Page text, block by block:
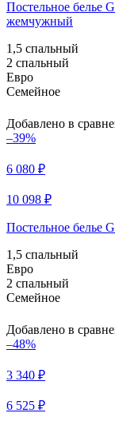
Постельное белье
жемчужный
1,5 спальный
2 спальный
Евро
Семейное
Добавлено в
–39%
6 080 ₽
10 098 ₽
Постельное белье
1,5 спальный
Евро
2 спальный
Семейное
Добавлено в
–48%
3 340 ₽
6 525 ₽